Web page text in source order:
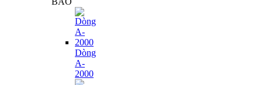
Dòng
A-
2000